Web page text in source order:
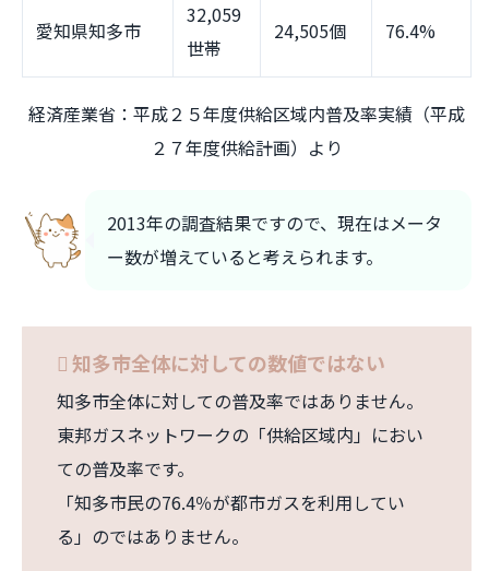
愛知県知多市
32,059
世帯
24,505個 76.4%
経済産業省：平成２５年度供給区域内普及率実績（平成
２７年度供給計画）より
2013年の調査結果ですので、現在はメータ
ー数が増えていると考えられます。
知多市全体に対しての数値ではない
知多市全体に対しての普及率ではありません。
東邦ガスネットワークの「供給区域内」におい
ての普及率です。
「知多市民の76.4％が都市ガスを利用してい
る」のではありません。